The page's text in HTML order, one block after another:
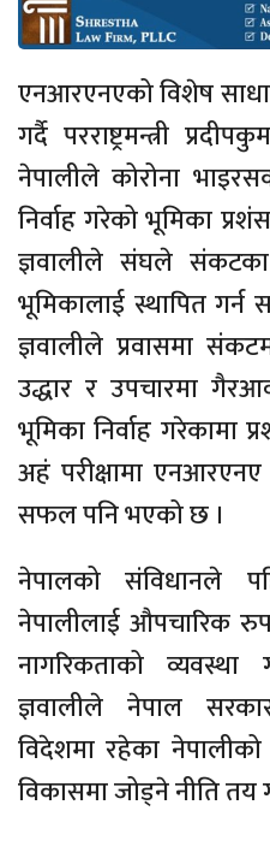
एनआरएनएको विशेष
गर्दै परराष्ट्रमन्त्री
नेपालीले कोरोना
निर्वाह गरेको भूमिका
ज्ञवालीले संघले
भूमिकालाई स्थापित
ज्ञवालीले प्रवासमा
उद्धार र उपचारमा
भूमिका निर्वाह गरेकामा
अहं परीक्षामा
सफल पनि भएको छ ।
नेपालको संविधानले
नेपालीलाई औपचारिक
नागरिकताको
ज्ञवालीले नेपाल
विदेशमा रहेका
विकासमा जोड्ने नीति तय